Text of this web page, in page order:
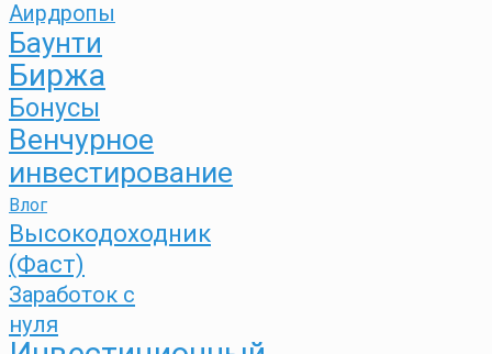
Аирдропы
Баунти
Биржа
Бонусы
Венчурное
инвестирование
Влог
Высокодоходник
(Фаст)
Заработок с
нуля